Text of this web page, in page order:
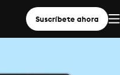
Suscríbete ahora